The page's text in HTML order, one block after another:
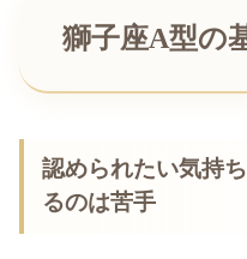
獅子座A型の
認められたい気持
るのは苦手